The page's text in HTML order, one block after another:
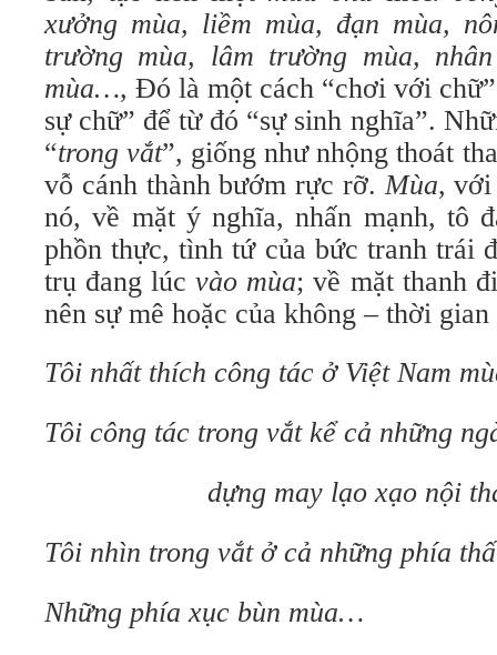
xưởng mùa, liềm mùa, đạn mùa,
trường mùa, lâm trường mùa,
mùa…, Đó là một cách “chơi với
sự chữ” để từ đó “sự sinh nghĩa”.
“trong vắt”, giống như nhộng thoát
vỗ cánh thành bướm rực rỡ.Mùa, với
nó, về mặt ý nghĩa, nhấn mạnh, tô
phồn thực, tình tứ của bức tranh trái
trụ đang lúcvào mùa; về mặt thanh
nên sự mê hoặc của không – thời gian
Tôi nhất thích công tác ở Việt Nam
Tôi công tác trong vắt kể cả những
dựng may lạo xạo nội
Tôi nhìn trong vắt ở cả những phía
Những phía xục bùn mùa…